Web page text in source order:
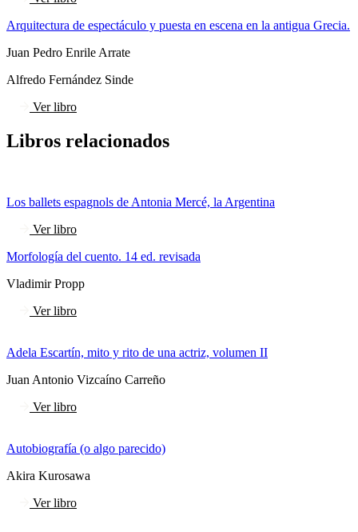
Arquitectura de espectáculo y puesta en escena en la antigua Grecia.
Juan Pedro Enrile Arrate
Alfredo Fernández Sinde
Ver libro
Libros relacionados
Los ballets espagnols de Antonia Mercé, la Argentina
Ver libro
Morfología del cuento. 14 ed. revisada
Vladimir Propp
Ver libro
Adela Escartín, mito y rito de una actriz, volumen II
Juan Antonio Vizcaíno Carreño
Ver libro
Autobiografía (o algo parecido)
Akira Kurosawa
Ver libro